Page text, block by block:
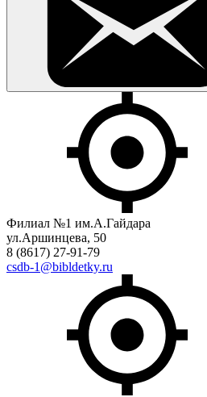
Филиал №1 им.А.Гайдара
ул.Аршинцева, 50
8 (8617) 27-91-79
csdb-1@bibldetky.ru